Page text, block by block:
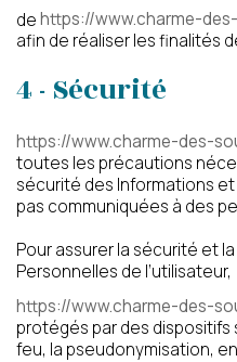
dehttps://www.charme-
afin de réaliser les finalités
4 - Sécurité
https://www.charme-des-
toutes les précautions
sécurité des Informations
pas communiquées à des
Pour assurer la sécurité et
Personnelles de l’utilisateur,
https://www.charme-des-
protégés par des
feu, la pseudonymisation,